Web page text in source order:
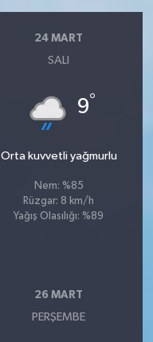
24 MART
SALI
9°
Orta kuvvetli yağmurlu
Nem: %85
Rüzgar: 8 km/h
Yağış Olasılığı: %89
26 MART
PERŞEMBE